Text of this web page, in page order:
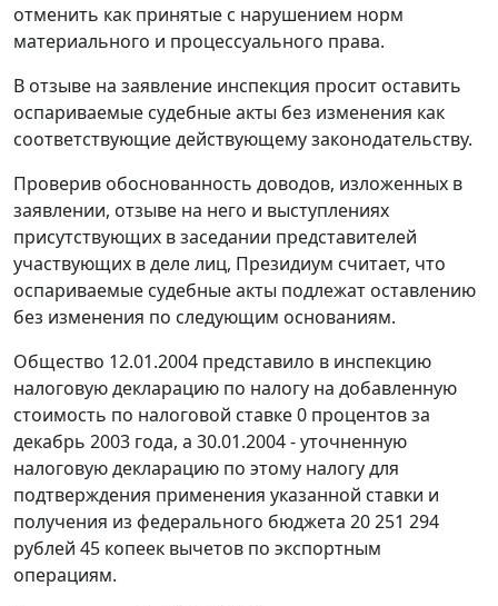
отменить как принятые с нарушением норм
материального и процессуального права.
В отзыве на заявление инспекция просит оставить
оспариваемые судебные акты без изменения как
соответствующие действующему законодательству.
Проверив обоснованность доводов, изложенных в
заявлении, отзыве на него и выступлениях
присутствующих в заседании представителей
участвующих в деле лиц, Президиум считает, что
оспариваемые судебные акты подлежат оставлению
без изменения по следующим основаниям.
Общество 12.01.2004 представило в инспекцию
налоговую декларацию по налогу на добавленную
стоимость по налоговой ставке 0 процентов за
декабрь 2003 года, а 30.01.2004 - уточненную
налоговую декларацию по этому налогу для
подтверждения применения указанной ставки и
получения из федерального бюджета 20 251 294
рублей 45 копеек вычетов по экспортным
операциям.